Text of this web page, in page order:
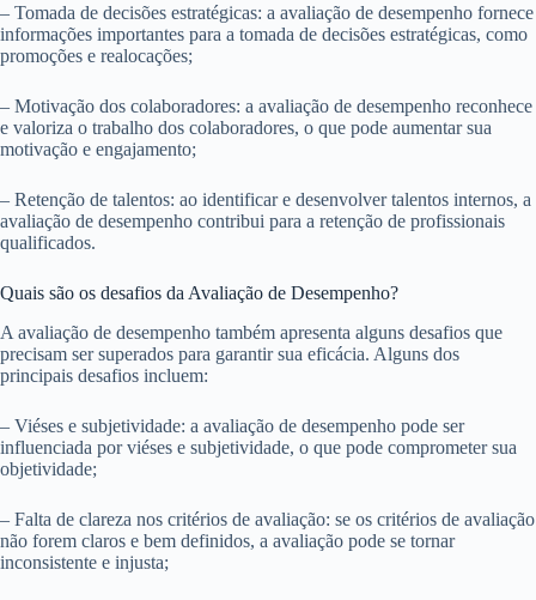
– Tomada de decisões estratégicas: a avaliação de desempenho fornece
informações importantes para a tomada de decisões estratégicas, como
promoções e realocações;
– Motivação dos colaboradores: a avaliação de desempenho reconhece
e valoriza o trabalho dos colaboradores, o que pode aumentar sua
motivação e engajamento;
– Retenção de talentos: ao identificar e desenvolver talentos internos, a
avaliação de desempenho contribui para a retenção de profissionais
qualificados.
Quais são os desafios da Avaliação de Desempenho?
A avaliação de desempenho também apresenta alguns desafios que
precisam ser superados para garantir sua eficácia. Alguns dos
principais desafios incluem:
– Viéses e subjetividade: a avaliação de desempenho pode ser
influenciada por viéses e subjetividade, o que pode comprometer sua
objetividade;
– Falta de clareza nos critérios de avaliação: se os critérios de avaliação
não forem claros e bem definidos, a avaliação pode se tornar
inconsistente e injusta;